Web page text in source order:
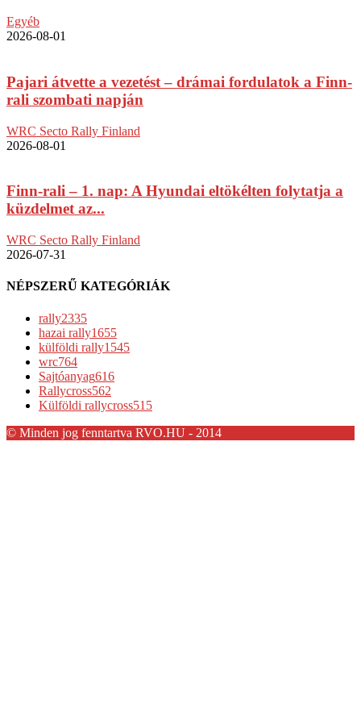
Egyéb
2026-08-01
Pajari átvette a vezetést – drámai fordulatok a Finn-
rali szombati napján
WRC Secto Rally Finland
2026-08-01
Finn-rali – 1. nap: A Hyundai eltökélten folytatja a
küzdelmet az...
WRC Secto Rally Finland
2026-07-31
NÉPSZERŰ KATEGÓRIÁK
rally2335
hazai rally1655
külföldi rally1545
wrc764
Sajtóanyag616
Rallycross562
Külföldi rallycross515
© Minden jog fenntartva RVO.HU - 2014